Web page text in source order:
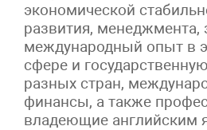
экономической
развития,
международный опыт в
сфере и
разных стран,
финансы, а также
владеющие английским